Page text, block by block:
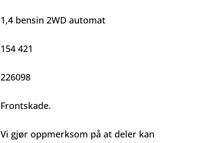
1,4 bensin 2WD automat
154 421
226098
Frontskade.
Vi gjør oppmerksom på at deler kan